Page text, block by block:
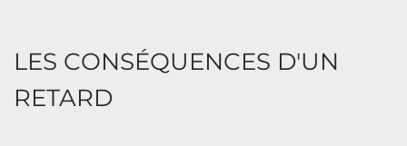
LES CONSÉQUENCES D'UN
RETARD